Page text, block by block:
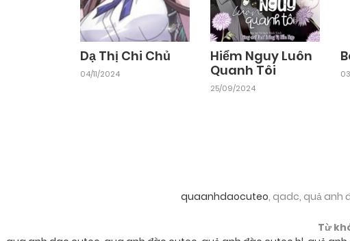
Dạ Thị Chi Chủ
04/11/2024
Hiểm Nguy Luôn
Quanh Tôi
25/09/2024
quaanhdaocuteo, qadc, quả anh
Từ